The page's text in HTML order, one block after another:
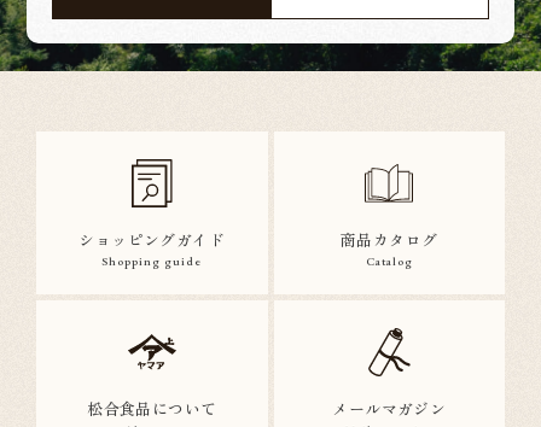
ショッピングガイド
Shopping guide
商品カタログ
Catalog
松合食品について メールマガジン